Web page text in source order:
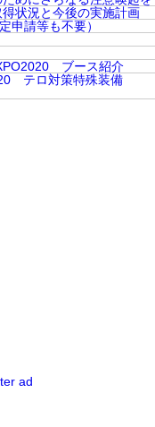
状況と今後の実施計画
申請等も不要）
ブース紹介
テロ対策特殊装備